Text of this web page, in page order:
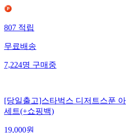
807적립
무료배송
7,224명구매중
[당일출고]스타벅스 디저트스푼
세트(+쇼핑백)